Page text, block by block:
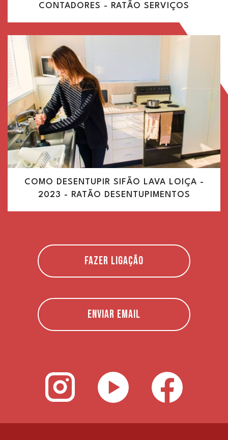
CONTADORES - RATÃO SERVIÇOS
COMO DESENTUPIR SIFÃO LAVA LOIÇA -
2023 - RATÃO DESENTUPIMENTOS
FAZER LIGAÇÃO
ENVIAR EMAIL